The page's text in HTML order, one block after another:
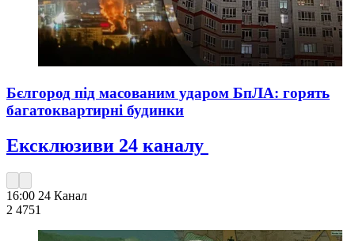
Бєлгород під масованим ударом БпЛА: горять
багатоквартирні будинки
Ексклюзиви 24 каналу
16:00 24 Канал
2 4751